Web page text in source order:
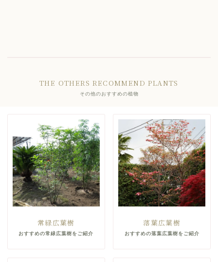
THE OTHERS RECOMMEND PLANTS
その他のおすすめの植物
常緑広葉樹
おすすめの常緑広葉樹をご紹介
落葉広葉樹
おすすめの落葉広葉樹をご紹介